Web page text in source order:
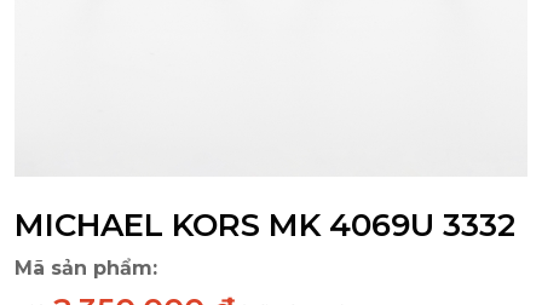
MICHAEL KORS MK 4069U 3332
Mã sản phẩm: